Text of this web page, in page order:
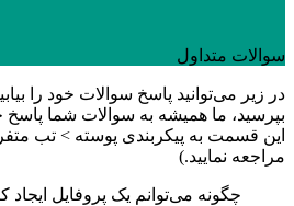
سوالات متداول
در زیر می‌توانید پاسخ سوالات خود را
بپرسید، ما همیشه به سوالات شما
این قسمت به پیکربندی پوسته > تب
مراجعه نمایید.)
چگونه می‌توانم یک پروفایل ایجاد